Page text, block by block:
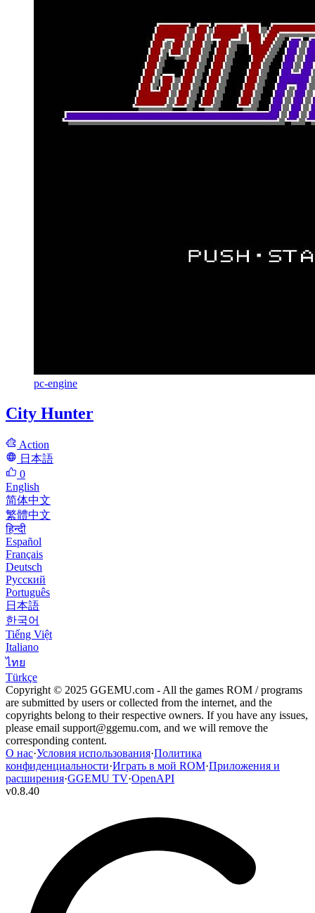
pc-engine
City Hunter
Action
日本語
0
English
简体中文
繁體中文
हिन्दी
Español
Français
Deutsch
Русский
Português
日本語
한국어
Tiếng Việt
Italiano
ไทย
Türkçe
Copyright © 2025 GGEMU.com - All the games ROM / programs
are submitted by users or collected from the internet, and the
copyrights belong to their respective owners. If you have any issues,
please email support@ggemu.com, and we will remove the
corresponding content.
О нас·Условия использования·Политика
конфиденциальности·Играть в мой ROM·Приложения и
расширения·GGEMU TV·OpenAPI
v0.8.40